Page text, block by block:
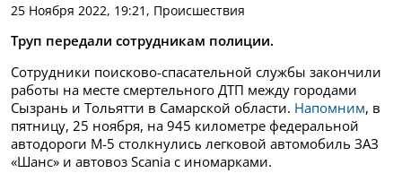
25 Ноября 2022, 19:21, Происшествия
Труп передали сотрудникам полиции.
Сотрудники поисково-спасательной службы закончили
работы на месте смертельного ДТП между городами
Сызрань и Тольятти в Самарской области. Напомним, в
пятницу, 25 ноября, на 945 километре федеральной
автодороги М-5 столкнулись легковой автомобиль ЗАЗ
«Шанс» и автовоз Scania с иномарками.